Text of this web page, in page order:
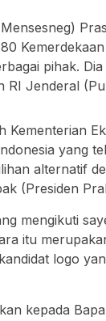
pihak.
RI Jenderal
Kementerian
yang
alternatif
(Presiden
mengikuti
itu
logo
kepada